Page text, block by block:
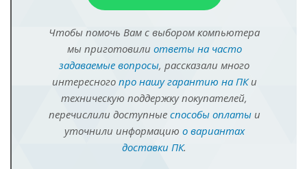
Чтобы помочь Вам с выбором компьютера
мы приготовили ответы на часто
задаваемые вопросы, рассказали много
интересного про нашу гарантию на ПКи
техническую поддержку покупателей,
перечислили доступные способы оплатыи
уточнили информацию о вариантах
доставки ПК.